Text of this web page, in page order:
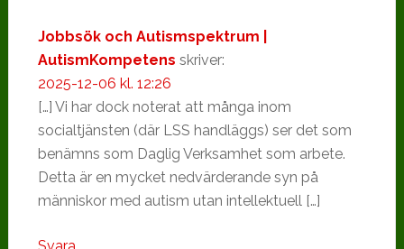
Jobbsök och Autismspektrum |
AutismKompetens skriver:
2025-12-06 kl. 12:26
[…] Vi har dock noterat att många inom
socialtjänsten (där LSS handläggs) ser det som
benämns som Daglig Verksamhet som arbete.
Detta är en mycket nedvärderande syn på
människor med autism utan intellektuell […]